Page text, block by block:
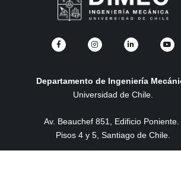
Departamento de Ingeniería
Universidad de Chile.
Av. Beauchef 851, Edificio Poniente.
Pisos 4 y 5, Santiago de Chile.